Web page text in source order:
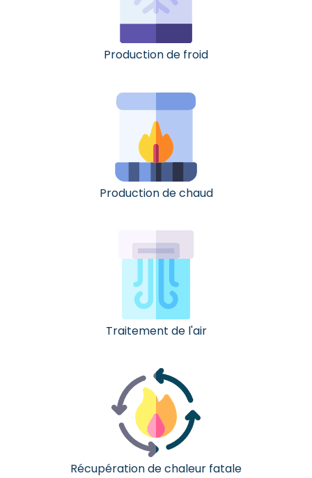
Production de froid
Production de chaud
Traitement de l'air
Récupération de chaleur fatale